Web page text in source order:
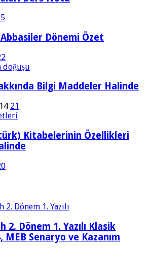
Dönemi Özet
Bilgi Maddeler Halinde
21
Kitabelerinin Özellikleri
2. Dönem 1. Yazılı Klasik
MEB Senaryo ve Kazanım